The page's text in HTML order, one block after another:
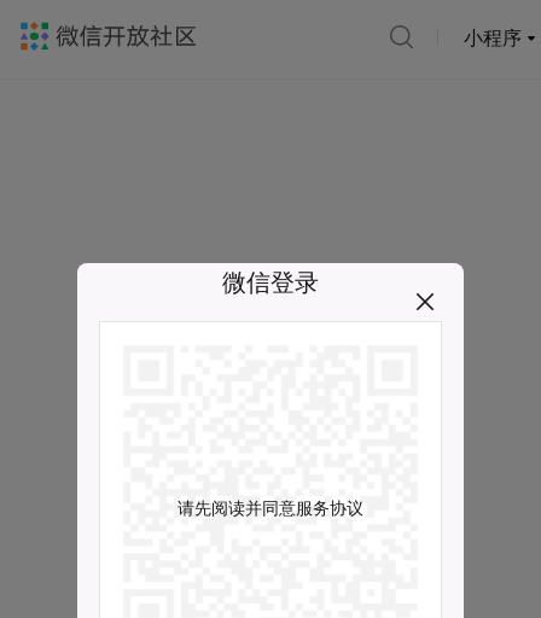
小程序
微信登录
请先阅读并同意服务协议